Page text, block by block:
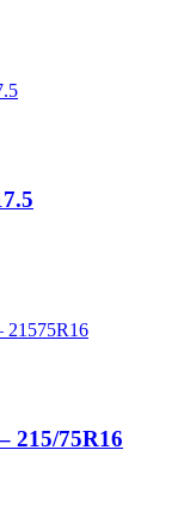
215/75R16